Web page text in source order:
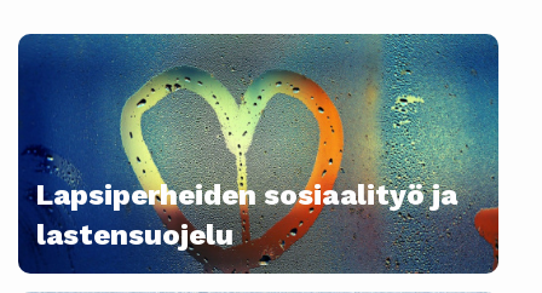
Lapsiperheiden sosiaalityö ja
lastensuojelu